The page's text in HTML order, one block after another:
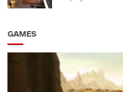
GAMES